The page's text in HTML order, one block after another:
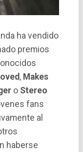
ha vendido
premios
, Makes
o Stereo
fans
al
haberse